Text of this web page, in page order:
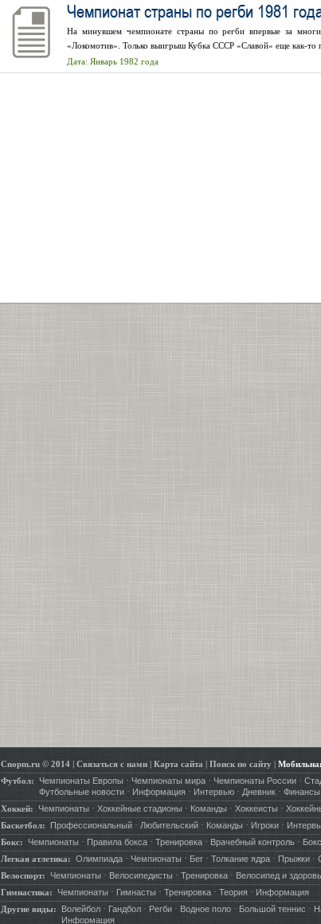
Чемпионат страны по регби 1981
На минувшем чемпионате страны по регби впервые за
«Локомотив». Только выигрыш Кубка СССР «Славой» еще как-то
Дата: Январь 1982 года
Cnopm.ru © 2014| Связаться с нами| Карта сайта | Поиск по сайту|
Футбол:
Чемпионаты Европы · Чемпионаты мира· Чемпионаты России·
Футбольные новости· Информация· Интервью· Дневник· Финансы
Хоккей:
Чемпионаты· Хоккейные стадионы · Команды· Хоккеисты ·
Баскетбол:
Профессиональный· Любительский· Команды · Игроки·
Бокс:
Чемпионаты · Правила бокса· Тренировка· Врачебный контроль·
Легкая атлетика: Олимпиада· Чемпионаты · Бег· Толкание ядра· Прыжки·
Велоспорт:
Чемпионаты · Велосипедисты · Тренировка· Велосипед и
Гимнастика:
Чемпионаты · Гимнасты · Тренировка· Теория· Информация
Другие виды:
Волейбол· Гандбол· Регби· Водное поло· Большой теннис ·
Информация